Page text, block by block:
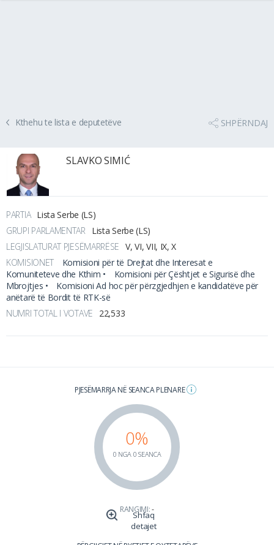
Kthehu te lista e deputetëve SHPËRNDAJ
SLAVKO SIMIĆ
PARTIA Lista Serbe (LS)
GRUPI PARLAMENTAR
Lista Serbe (LS)
LEGJISLATURAT PJESËMARRËSE V, VI, VII, IX, X
KOMISIONET
Komisioni për të Drejtat dhe Interesat e
Komuniteteve dhe Kthim •
Komisioni për Çështjet e Sigurisë dhe
Mbrojtjes •
Komisioni Ad hoc për përzgjedhjen e kandidatëve për
anëtarë të Bordit të RTK-së
NUMRI TOTAL I VOTAVE
22,533
PJESËMARRJA NË SEANCA PLENARE
0%
0 NGA 0 SEANCA
RANGIMI:-
Shfaq
detajet